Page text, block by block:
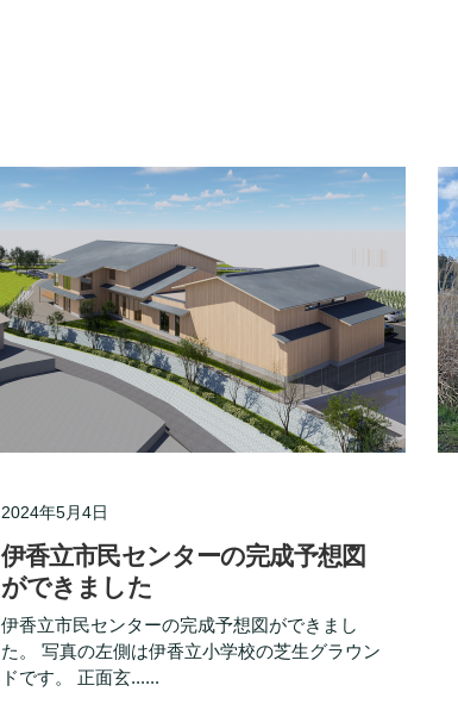
2024年5月4日
伊香立市民センターの完成予想図
ができました
伊香立市民センターの完成予想図ができまし
た。 写真の左側は伊香立小学校の芝生グラウン
ドです。 正面玄......